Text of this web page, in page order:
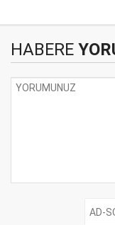
HABERE